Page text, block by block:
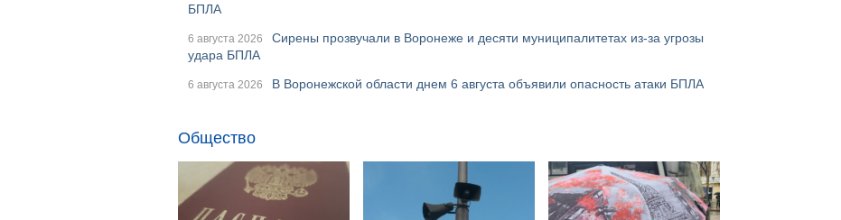
БПЛА
6 августа 2026
Сирены прозвучали в Воронеже и десяти муниципалитетах из-за угрозы
удара БПЛА
6 августа 2026 В Воронежской области днем 6 августа объявили опасность атаки БПЛА
Общество